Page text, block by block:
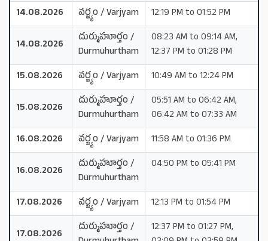
14.08.2026
వర్జ్యం / Varjyam 12:19 PM to 01:52 PM
14.08.2026
దుర్ముహూర్తం /
Durmuhurtham
08:23 AM to 09:14 AM,
12:37 PM to 01:28 PM
15.08.2026
వర్జ్యం / Varjyam 10:49 AM to 12:24 PM
15.08.2026
దుర్ముహూర్తం /
Durmuhurtham
05:51 AM to 06:42 AM,
06:42 AM to 07:33 AM
16.08.2026
వర్జ్యం / Varjyam 11:58 AM to 01:36 PM
16.08.2026
దుర్ముహూర్తం /
Durmuhurtham
04:50 PM to 05:41 PM
17.08.2026 వర్జ్యం / Varjyam 12:13 PM to 01:54 PM
17.08.2026
దుర్ముహూర్తం /
12:37 PM to 01:27 PM,